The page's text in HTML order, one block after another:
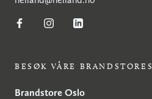
BESØK VÅRE BRANDSTORES
Brandstore Oslo